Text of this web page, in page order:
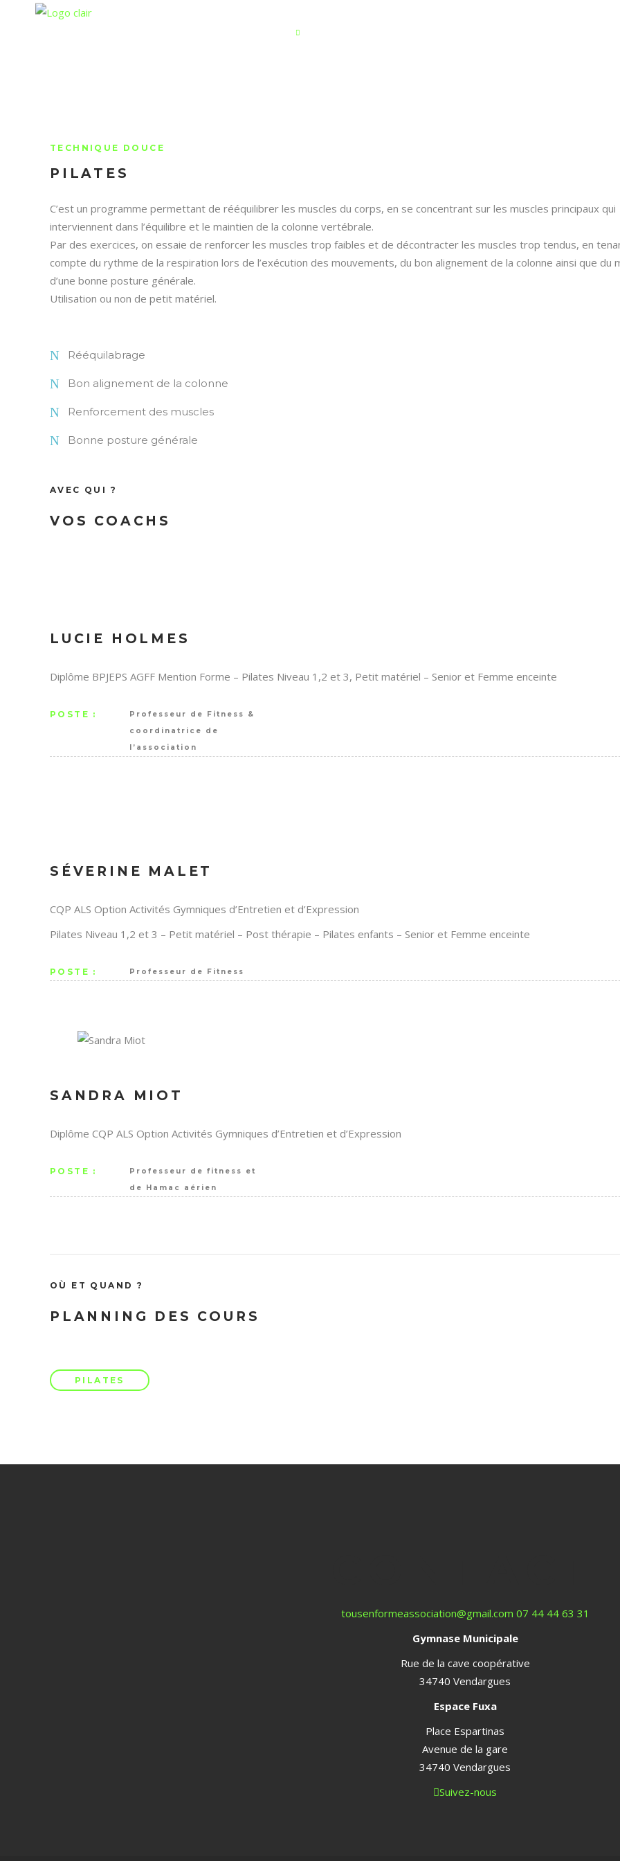
RÉSERVER
TECHNIQUE DOUCE
PILATES
C’est un programme permettant de rééquilibrer les muscles du corps, en se concentrant sur les muscles principaux qui
interviennent dans l’équilibre et le maintien de la colonne vertébrale.
Par des exercices, on essaie de renforcer les muscles trop faibles et de décontracter les muscles trop tendus, en
compte du rythme de la respiration lors de l’exécution des mouvements, du bon alignement de la colonne ainsi que du
d’une bonne posture générale.
Utilisation ou non de petit matériel.
Rééquilabrage
Bon alignement de la colonne
Renforcement des muscles
Bonne posture générale
AVEC QUI ?
VOS COACHS
LUCIE HOLMES
Diplôme BPJEPS AGFF Mention Forme – Pilates Niveau 1,2 et 3, Petit matériel – Senior et Femme enceinte
POSTE :
Professeur de Fitness &
coordinatrice de
l’association
SÉVERINE MALET
CQP ALS Option Activités Gymniques d’Entretien et d’Expression
Pilates Niveau 1,2 et 3 – Petit matériel – Post thérapie – Pilates enfants – Senior et Femme enceinte
POSTE : Professeur de Fitness
SANDRA MIOT
Diplôme CQP ALS Option Activités Gymniques d’Entretien et d’Expression
POSTE :
Professeur de fitness et
de Hamac aérien
OÙ ET QUAND ?
PLANNING DES COURS
PILATES
tousenformeassociation@gmail.com 07 44 44 63 31
Gymnase Municipale
Rue de la cave coopérative
34740 Vendargues
Espace Fuxa
Place Espartinas
Avenue de la gare
34740 Vendargues
Suivez-nous